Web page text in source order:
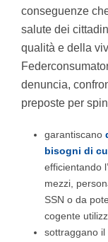
conseguenze
salute dei
qualità e della
denuncia,
preposte per
garantiscano
bisogni di
efficientando
mezzi,
SSN o da
cogente
sottraggano